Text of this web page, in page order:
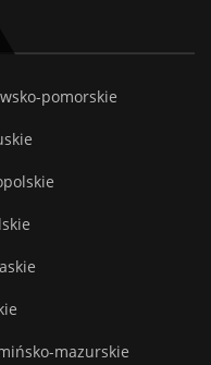
pomorskie
mazurskie